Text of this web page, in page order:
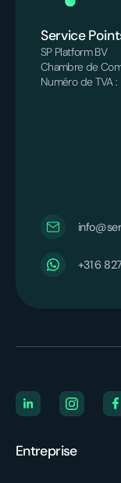
Service
SP Platform BV
Chambre de
Numéro de TVA
‪+31 6
Entreprise